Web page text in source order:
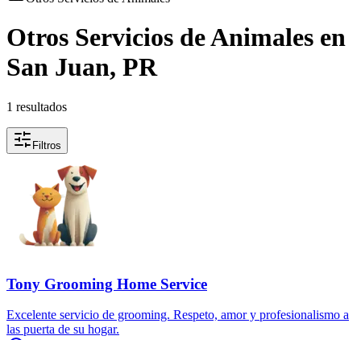
Otros Servicios de Animales en
San Juan, PR
1 resultados
Filtros
Tony Grooming Home Service
Excelente servicio de grooming. Respeto, amor y profesionalismo a
las puerta de su hogar.